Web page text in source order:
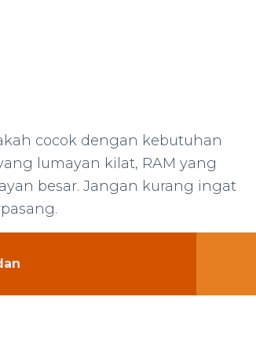
cocok dengan kebutuhan
lumayan kilat, RAM yang
besar. Jangan kurang ingat